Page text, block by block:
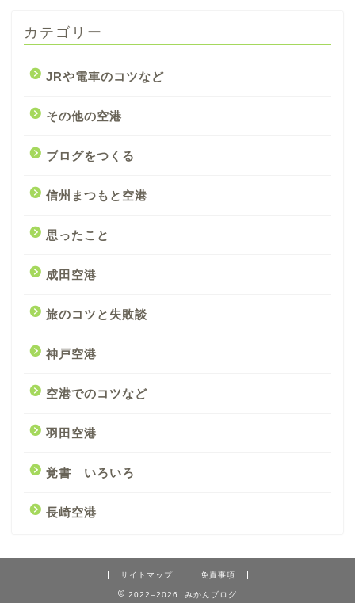
カテゴリー
JRや電車のコツなど
その他の空港
ブログをつくる
信州まつもと空港
思ったこと
成田空港
旅のコツと失敗談
神戸空港
空港でのコツなど
羽田空港
覚書 いろいろ
長崎空港
サイトマップ 免責事項
2022–2026 みかんブログ